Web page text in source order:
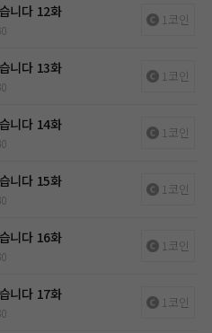
니다 12화 1코인
니다 13화 1코인
니다 14화 1코인
니다 15화 1코인
니다 16화 1코인
니다 17화 1코인